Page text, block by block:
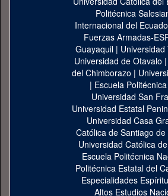
Politécnica
Internacional del
Fuerzas Armadas-
Guayaquil|
Universidad de Otavalo |
del Chimborazo |
| Escuela
Universidad San
Universidad Estatal
Universidad Casa
Católica de Santiago
Universidad Católica
Escuela Politécnica
Politécnica Estatal del
Especialidades
Altos Estudios